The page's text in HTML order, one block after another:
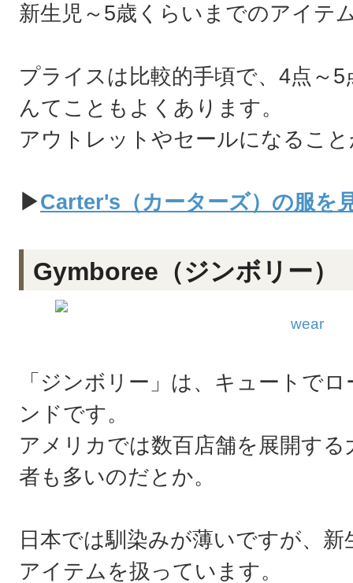
新生児～5歳くらいまでのアイテ
プライスは比較的手頃で、4点～
んてこともよくあります。
アウトレットやセールになるこ
▶Carter's（カーターズ）の服を
Gymboree（ジンボリー）
wear
「ジンボリー」は、キュートで
ンドです。
アメリカでは数百店舗を展開す
者も多いのだとか。
日本では馴染みが薄いですが、
アイテムを扱っています。